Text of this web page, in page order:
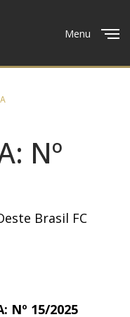
Menu
Nº
Brasil FC
Nº 15/2025